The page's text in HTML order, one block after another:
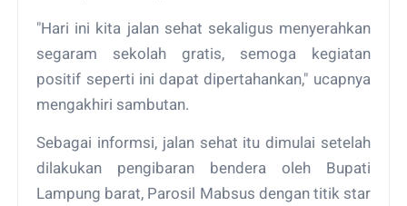
"Hari ini kita jalan sehat sekaligus menyerahkan
segaram sekolah gratis, semoga kegiatan
positif seperti ini dapat dipertahankan," ucapnya
mengakhiri sambutan.
Sebagai informsi, jalan sehat itu dimulai setelah
dilakukan pengibaran bendera oleh Bupati
Lampung barat, Parosil Mabsus dengan titik star